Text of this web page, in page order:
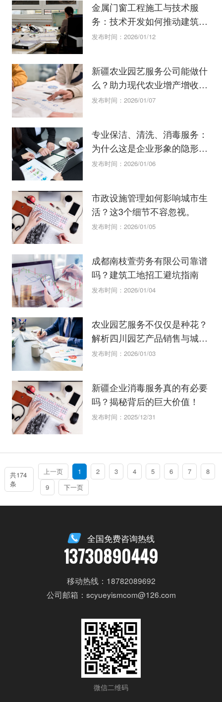
金属门窗工程施工与技术服
务：技术开发如何推动建筑行
业创新？
发布时间：2026/01/12
新疆农业园艺服务公司能做什
么？助力现代农业增产增收的
关键技术
发布时间：2026/01/07
专业保洁、清洗、消毒服务：
为什么这是企业形象的隐形名
片？
发布时间：2026/01/06
市政设施管理如何影响城市生
活？这3个细节不容忽视。
发布时间：2026/01/05
成都南枝萱劳务有限公司靠谱
吗？建筑工地招工避坑指南
发布时间：2026/01/04
农业园艺服务不仅仅是种花？
解析四川园艺产品销售与城市
绿化管理
发布时间：2026/01/03
新疆企业消毒服务真的有必要
吗？揭秘背后的巨大价值！
发布时间：2025/12/31
共174
条
上一页 1 2 3 4 5 6 7
8
9
下一页
全国免费咨询热线
13730890449
移动热线：18782089692
公司邮箱：scyueyismcom@126.com
微信二维码